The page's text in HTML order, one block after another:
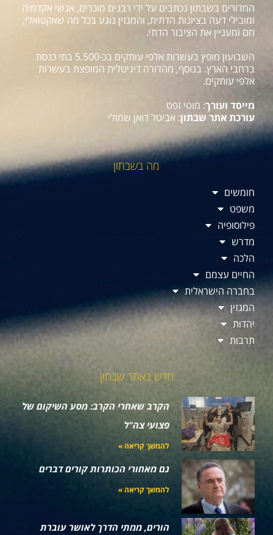
המדורים בשבתון נכתבים על ידי רבנים מוכרים, אנשי אקדמיה
ומובילי דעה בציונות הדתית, והמגזין נוגע בכל מה שאקטואלי,
חם ומעניין את הציבור הדתי.
השבועון מופץ בעשרות אלפי עותקים בכ-5,500 בתי כנסת
ברחבי הארץ. בנוסף, מהדורה דיגיטלית המופצת בעשרות
אלפי עותקים.
מייסד ועורך: מוטי זפט
עורכת אתר שבתון: אביטל דואן שמולי
מה בשבתון
חומשים
משפט
פילוסופיה
מדרש
הלכה
החיים עצמם
בחברה הישראלית
המגזין
יהדות
תרבות
חדש באתר שבתון
הקרב שאחרי הקרב: מסע השיקום של
פצועי צה"ל
להמשך קריאה »
גם מאחורי הכותרות קורים דברים
להמשך קריאה »
הורים, ממתי הדרך לאושר עוברת